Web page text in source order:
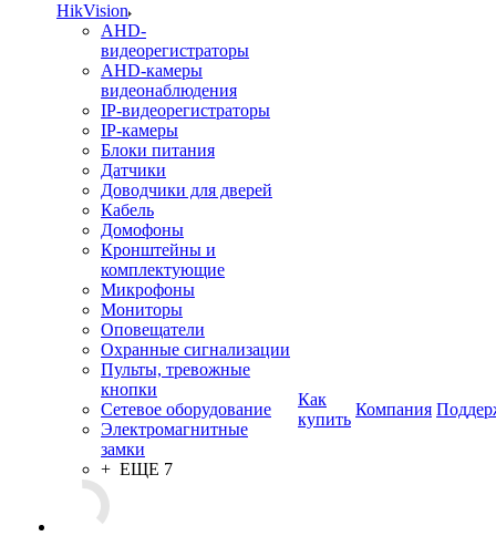
HikVision
AHD-
видеорегистраторы
AHD-камеры
видеонаблюдения
IP-видеорегистраторы
IP-камеры
Блоки питания
Датчики
Доводчики для дверей
Кабель
Домофоны
Кронштейны и
комплектующие
Микрофоны
Мониторы
Оповещатели
Охранные сигнализации
Пульты, тревожные
кнопки
Сетевое оборудование
Электромагнитные
замки
+ ЕЩЕ 7
Как
купить
Компания